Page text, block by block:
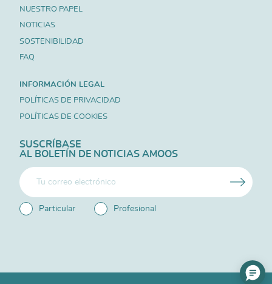
NUESTRO PAPEL
NOTICIAS
SOSTENIBILIDAD
FAQ
INFORMACIÓN LEGAL
POLÍTICAS DE PRIVACIDAD
POLÍTICAS DE COOKIES
SUSCRÍBASE
AL BOLETÍN DE NOTICIAS AMOOS
Particular Profesional